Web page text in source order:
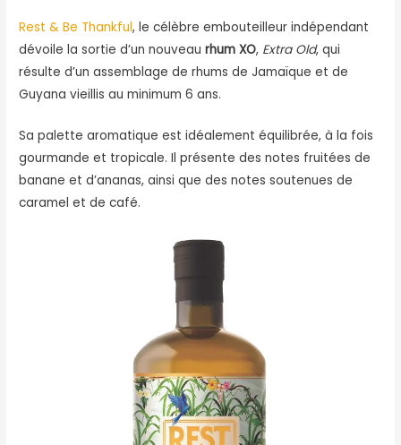
Rest & Be Thankful, le célèbre embouteilleur indépendant
dévoile la sortie d’un nouveaurhum XO, Extra Old, qui
résulte d’un assemblage de rhums de Jamaïque et de
Guyana vieillis au minimum 6 ans.
Sa palette aromatique est idéalement équilibrée, à la fois
gourmande et tropicale. Il présente des notes fruitées de
banane et d’ananas, ainsi que des notes soutenues de
caramel et de café.